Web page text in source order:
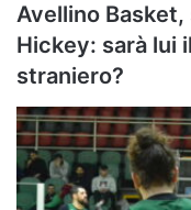
Avellino
Hickey: sarà lui
straniero?